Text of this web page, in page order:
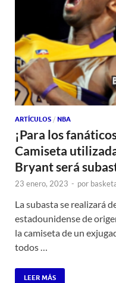
ARTÍCULOS / NBA
¡Para los
Camiseta
Bryant será
23 enero, 2023 - por
La subasta se realizará
estadounidense de
la camiseta de un
todos …
LEER MÁS